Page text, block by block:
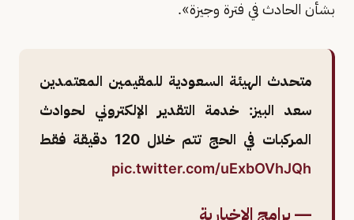
بشأن الحادث في فترة وجيزة».
متحدث الهيئة السعودية للمقيمين المعتمدين
سعد البيز: خدمة التقدير الإلكتروني لحوادث
المركبات في الحج تتم خلال 120 دقيقة فقط
pic.twitter.com/uExbOVhJQh
— برامج الإخبارية